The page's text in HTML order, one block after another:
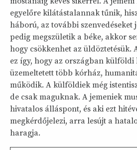
egyelőre kilátástalannak tűnik,
háború, az további szenvedéseket
pedig megszületik a béke, akkor
hogy csökkenhet az üldöztetésük.
ez így, hogy az országban külföldi
üzemeltetett több kórház,
működik. A külföldiek még
de csak maguknak. A jemeniek
hivatalos álláspont, és aki ezt
megkérdőjelezi, arra lesújt a
haragja.